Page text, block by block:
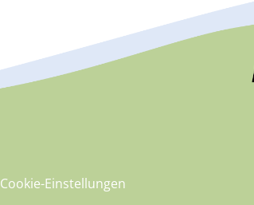
Cookie-Einstellungen